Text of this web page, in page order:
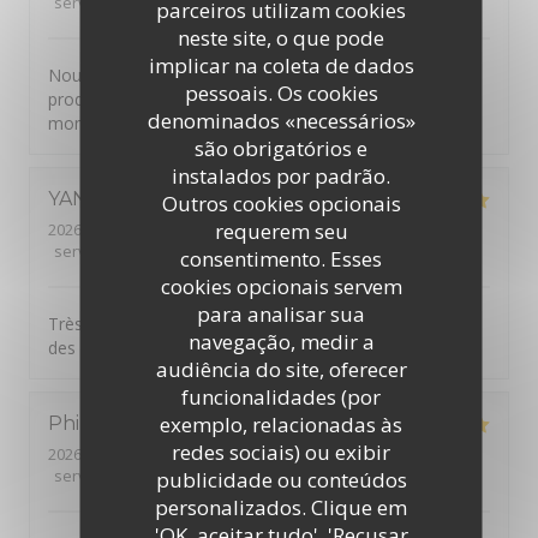
parceiros utilizam cookies
neste site, o que pode
implicar na coleta de dados
pessoais. Os cookies
denominados «necessários»
são obrigatórios e
instalados por padrão.
Outros cookies opcionais
requerem seu
consentimento. Esses
cookies opcionais servem
para analisar sua
navegação, medir a
audiência do site, oferecer
funcionalidades (por
exemplo, relacionadas às
redes sociais) ou exibir
publicidade ou conteúdos
personalizados. Clique em
Nous avons passé un agréable moment, super accueil,
produits de qualités. Je recommande, merci pour ce
moment.
YANN
2026-07-30
- 19:30 - guests 2
service
ambience: 5/5 menu:5 /5 quality_price
Très belle découverte. Bon accueil. Plats originaux avec
des produits locaux.
Philippe
2026-07-26
- 12:45 - guests 2
service
ambience:5 /5 menu 5/5 quality_price